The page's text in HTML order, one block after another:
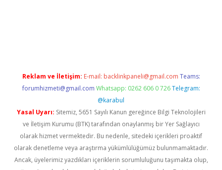
Reklam ve İletişim: E-mail: backlinkpaneli@gmail.com Teams:
forumhizmeti@gmail.com Whatsapp: 0262 606 0 726 Telegram:
@karabul
Yasal Uyarı: Sitemiz, 5651 Sayılı Kanun gereğince Bilgi Teknolojileri
ve İletişim Kurumu (BTK) tarafından onaylanmış bir Yer Sağlayıcı
olarak hizmet vermektedir. Bu nedenle, sitedeki içerikleri proaktif
olarak denetleme veya araştırma yükümlülüğümüz bulunmamaktadır.
Ancak, üyelerimiz yazdıkları içeriklerin sorumluluğunu taşımakta olup,